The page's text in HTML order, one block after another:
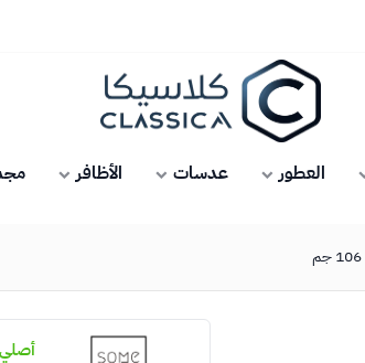
كلاسيكا
العطور عدسات الأظافر
أصلي 100%